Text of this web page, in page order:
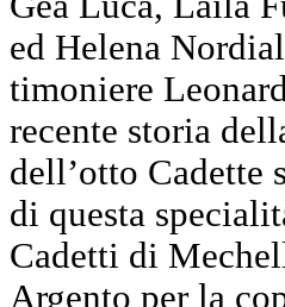
ed Helena
timoniere
recente storia
dell’otto Cadette
di questa
Cadetti di
Argento per la